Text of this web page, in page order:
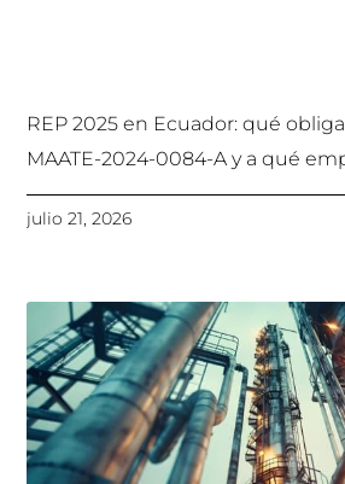
REP 2025 en Ecuador: qué
MAATE-2024-0084-A y a qué
julio 21, 2026